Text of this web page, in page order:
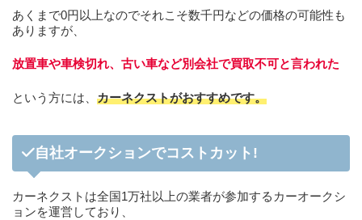
あくまで0円以上なのでそれこそ数千円などの価格の可能性も
ありますが、
放置車や車検切れ、古い車など別会社で買取不可と言われた
という方には、 カーネクストがおすすめです。
自社オークションでコストカット!
カーネクストは全国1万社以上の業者が参加するカーオークシ
ョンを運営しており、